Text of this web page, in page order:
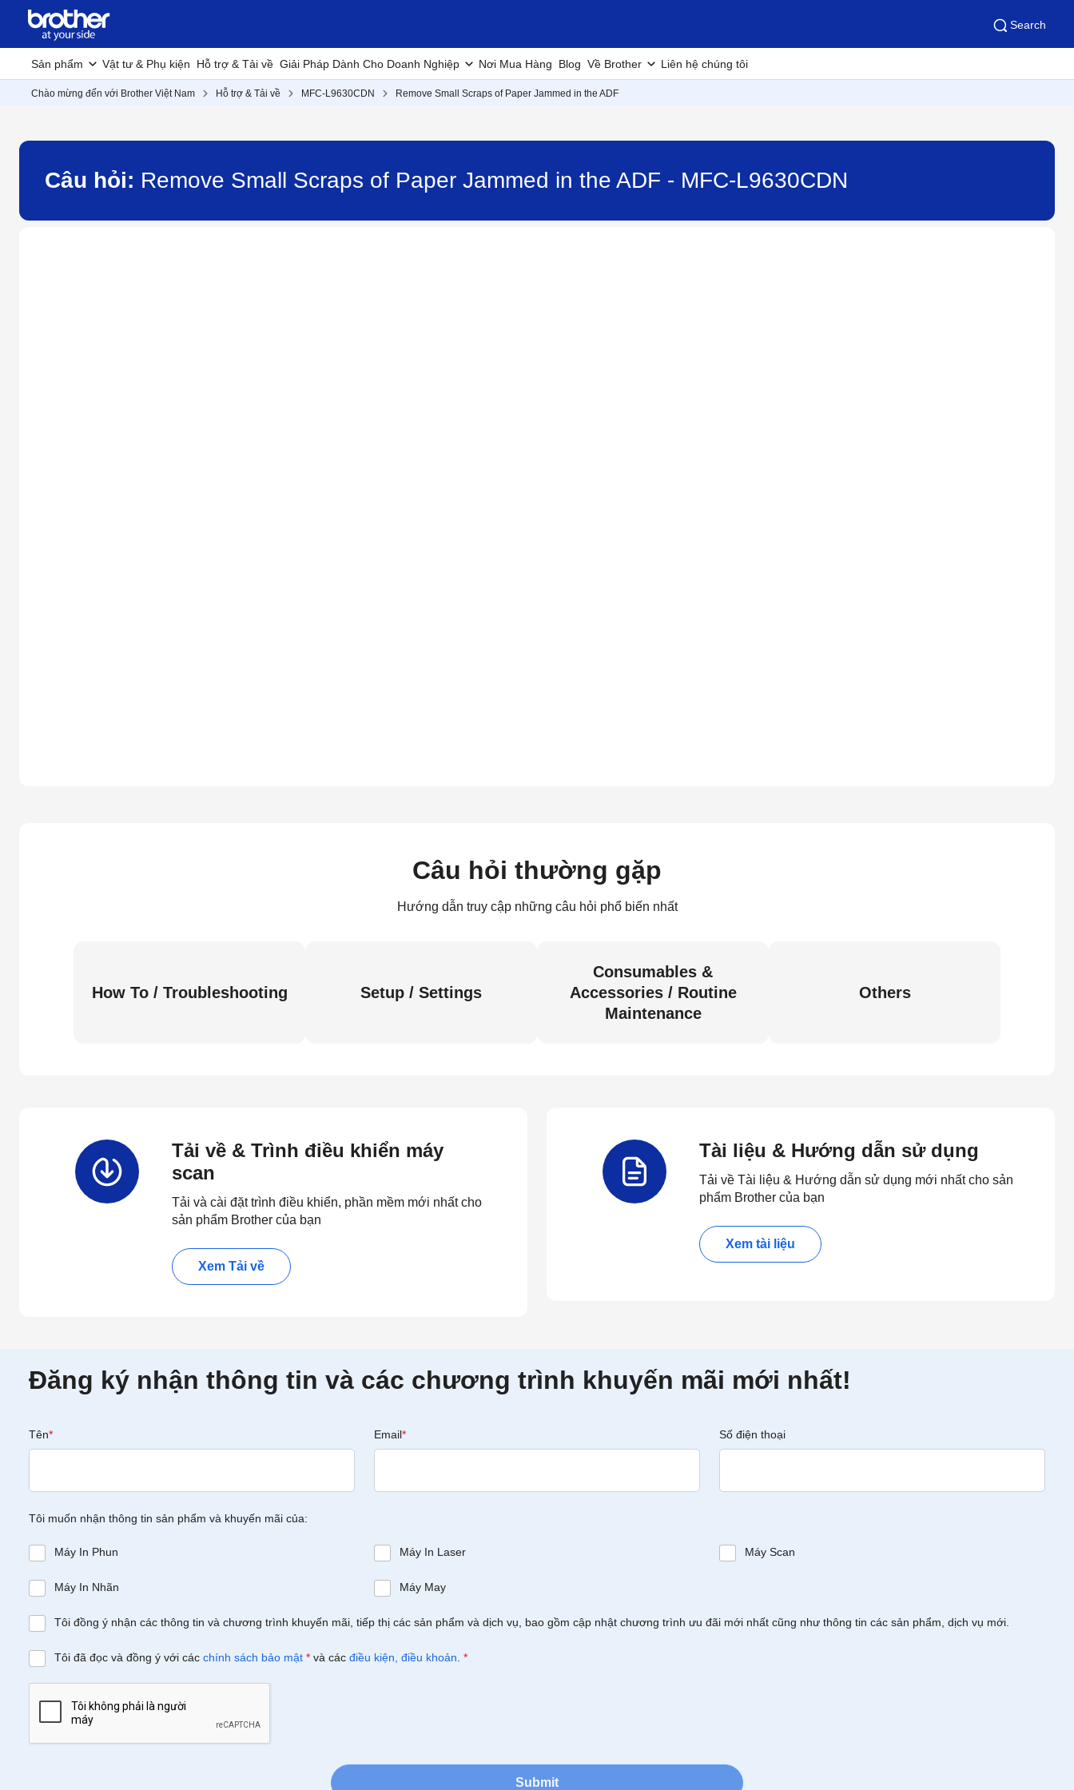
Search
Sản phẩm Vật tư & Phụ kiện Hỗ trợ & Tải về Giải Pháp Dành Cho Doanh Nghiệp Nơi Mua Hàng Blog Về Brother Liên hệ chúng tôi
Chào mừng đến với Brother Việt Nam Hỗ trợ & Tải về MFC-L9630CDN Remove Small Scraps of Paper Jammed in the ADF
Câu hỏi: Remove Small Scraps of Paper Jammed in the ADF - MFC-L9630CDN
Câu hỏi thường gặp
Hướng dẫn truy cập những câu hỏi phổ biến nhất
How To / Troubleshooting Setup / Settings
Consumables &
Accessories / Routine
Maintenance
Others
Tải về & Trình điều khiển máy
scan
Tải và cài đặt trình điều khiển, phần mềm mới nhất cho
sản phẩm Brother của bạn
Xem Tải về
Tài liệu & Hướng dẫn sử dụng
Tải về Tài liệu & Hướng dẫn sử dụng mới nhất cho sản
phẩm Brother của bạn
Xem tài liệu
Đăng ký nhận thông tin và các chương trình khuyến mãi mới nhất!
Tên* Email* Số điện thoại
Tôi muốn nhận thông tin sản phẩm và khuyến mãi của:
Máy In Phun Máy In Laser Máy Scan
Máy In Nhãn Máy May
Tôi đồng ý nhận các thông tin và chương trình khuyến mãi, tiếp thị các sản phẩm và dịch vụ, bao gồm cập nhật chương trình ưu đãi mới nhất cũng như thông tin các sản phẩm, dịch vụ mới.
Tôi đã đọc và đồng ý với các chính sách bảo mật * và các điều kiện, điều khoản *
Submit